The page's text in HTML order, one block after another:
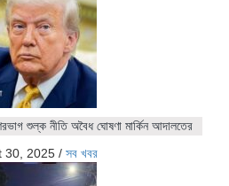
শুল্ক নীতি অবৈধ ঘোষণা মার্কিন আদালতের
30, 2025 / সব খবর